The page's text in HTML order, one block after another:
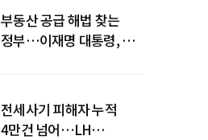
부동산 공급 해법 찾는
정부…이재명 대통령, 2차
전세사기 피해자 누적
4만건 넘어…LH